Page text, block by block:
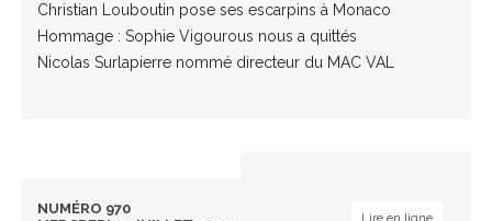
Christian Louboutin pose ses escarpins à Monaco
Hommage : Sophie Vigourous nous a quittés
Nicolas Surlapierre nommé directeur du MAC VAL
NUMÉRO 970